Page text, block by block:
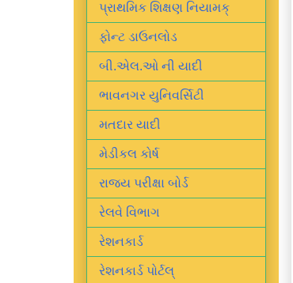
પ્રાથમિક શિક્ષણ નિયામક્
ફોન્ટ ડાઉનલોડ
બી.એલ.ઓ ની યાદી
ભાવનગર યુનિવર્સિટી
મતદાર યાદી
મેડીકલ કોર્ષ
રાજ્ય પરીક્ષા બોર્ડ
રેલવે વિભાગ
રેશનકાર્ડ
રેશનકાર્ડ પોર્ટલ્